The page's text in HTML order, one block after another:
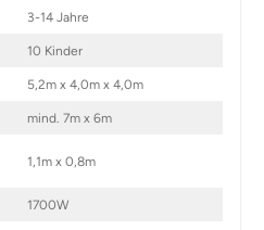
3-14 Jahre
10 Kinder
5,2m x 4,0m x 4,0m
mind. 7m x 6m
1,1m x 0,8m
1700W